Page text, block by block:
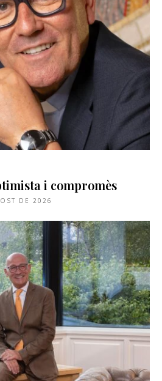
i compromès
DE 2026